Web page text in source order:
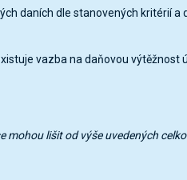
daních dle stanovených kritérií
vazba na daňovou výtěžnost
lišit od výše uvedených